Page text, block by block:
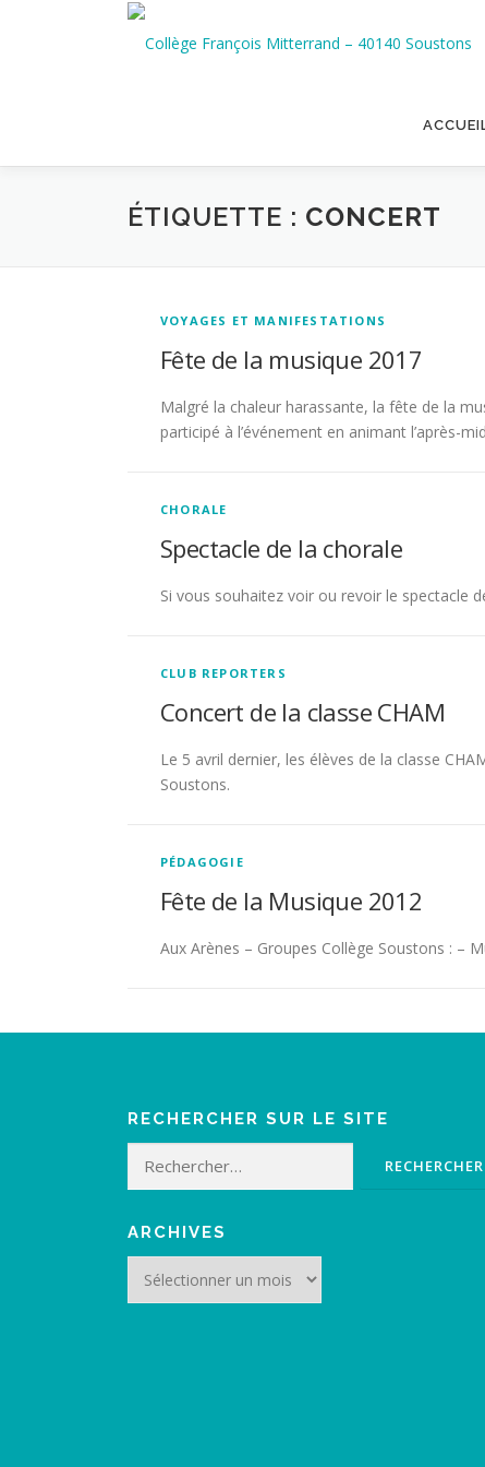
ÉTIQUETTE : CONCERT
VOYAGES ET MANIFESTATIONS
Fête de la musique 2017
Malgré la chaleur harassante, la fête de la
participé à l’événement en animant l’après-
CHORALE
Spectacle de la chorale
Si vous souhaitez voir ou revoir le spectacle
CLUB REPORTERS
Concert de la classe CHAM
Le 5 avril dernier, les élèves de la classe
Soustons.
PÉDAGOGIE
Fête de la Musique 2012
Aux Arènes – Groupes Collège Soustons : –
RECHERCHER SUR LE SITE
ARCHIVES